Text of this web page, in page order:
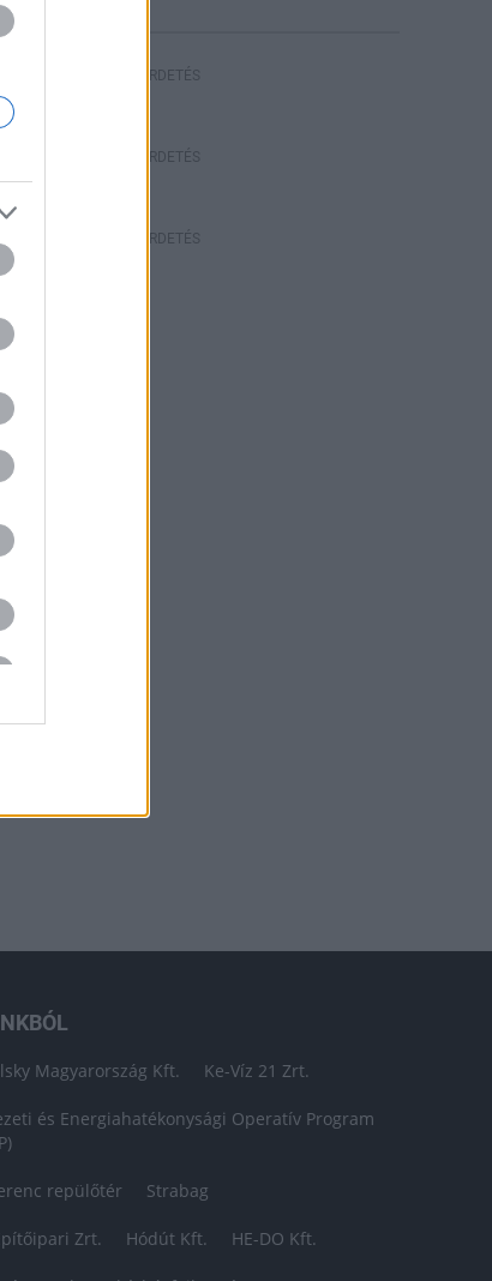
HIRDETÉS
HIRDETÉS
HIRDETÉS
Magyarország Kft. Ke-Víz 21 Zrt.
és Energiahatékonysági Operatív Program
repülőtér Strabag
Zrt. Hódút Kft. HE-DO Kft.